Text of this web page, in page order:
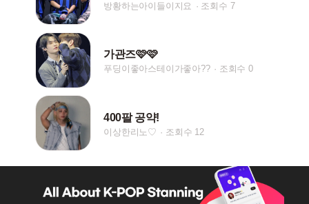
방황하는아이들이지요 조회수 7
가관즈🩷🩷
푸딩이좋아스테이가좋아?? 조회수 0
400팔 공약!
이상한리노♡ 조회수 12